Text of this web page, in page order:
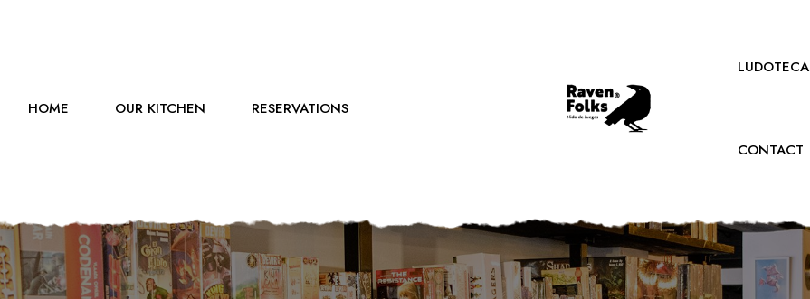
HOME OUR KITCHEN RESERVATIONS
LUDOTECA
CONTACT